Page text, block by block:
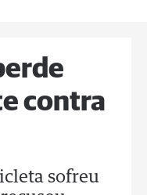
contra
sofreu